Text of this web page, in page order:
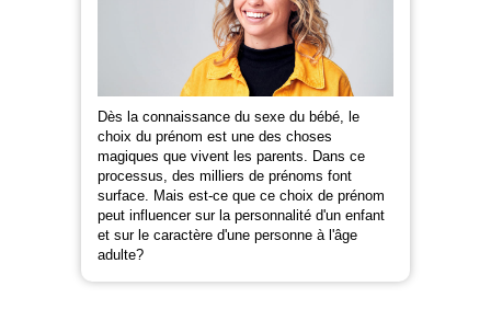
Dès la connaissance du sexe du bébé, le
choix du prénom est une des choses
magiques que vivent les parents. Dans ce
processus, des milliers de prénoms font
surface. Mais est-ce que ce choix de prénom
peut influencer sur la personnalité d'un enfant
et sur le caractère d'une personne à l'âge
adulte?